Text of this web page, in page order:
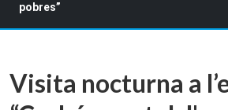
pobres”
Visita nocturna a